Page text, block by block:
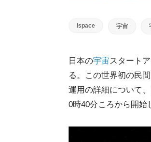
ispace 宇宙
日本の宇宙スタート
る。この世界初の民
運用の詳細について
0時40分ころから開始